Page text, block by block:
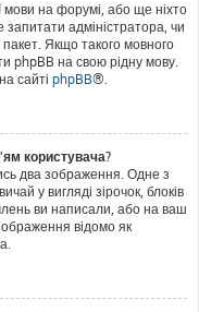
мови на форумі, або ще ніхто
адміністратора, чи
Якщо такого мовного
phpBB на свою рідну мову.
сайті phpBB®.
користувача?
два зображення. Одне з
у вигляді зірочок, блоків
ви написали, або на ваш
відомо як